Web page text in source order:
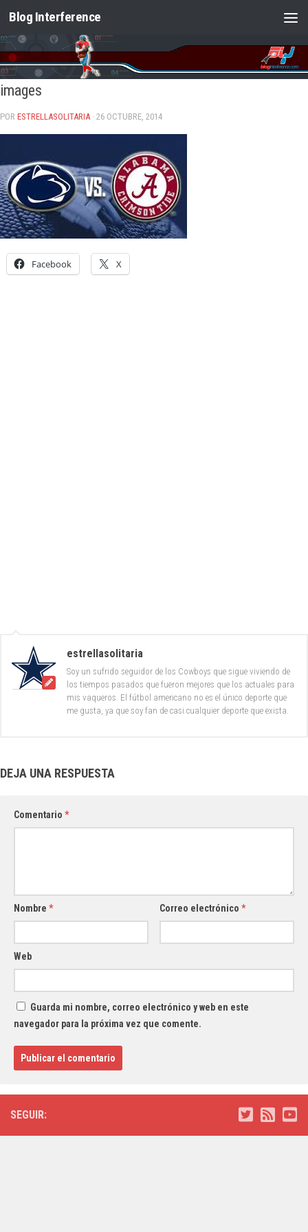
Saltar al contenido
Blog Interference
images
POR ESTRELLASOLITARIA · 26 OCTUBRE, 2014
Facebook X
estrellasolitaria
Soy un sufrido seguidor de los Cowboys que sigue viviendo de
los tiempos pasados que fueron mejores que los actuales para
mis vaqueros. El fútbol americano no es el único deporte que
me gusta, ya que soy fan de casi cualquier deporte que exista.
DEJA UNA RESPUESTA
Comentario *
Nombre * Correo electrónico*
Web
Guarda mi nombre, correo electrónico y web en este
navegador para la próxima vez que comente.
SEGUIR: